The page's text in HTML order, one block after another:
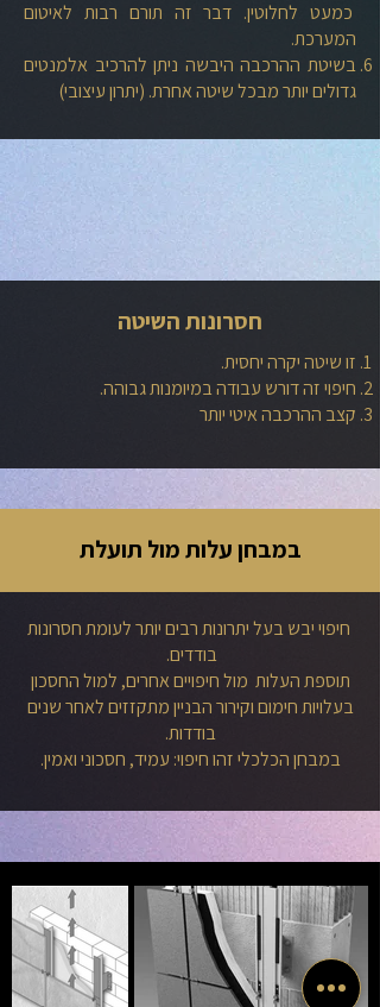
חסרונות השיטה​
זו שיטה יקרה יחסית.
חיפוי זה דורש עבודה במיומנות גבוהה.
קצב ההרכבה איטי יותר
כמעט לחלוטין. דבר זה תורם רבות לאיטום
המערכת.
בשיטת ההרכבה היבשה ניתן להרכיב אלמנטים
גדולים יותר מבכל שיטה אחרת. (יתרון עיצובי)
חיפוי יבש בעל יתרונות רבים יותר לעומת חסרונות
בודדים.
תוספת העלות מול חיפויים אחרים, למול החסכון
בעלויות חימום וקירור הבניין מתקזזים לאחר שנים
בודדות.
במבחן הכלכלי זהו חיפוי: עמיד, חסכוני ואמין.
במבחן עלות מול תועלת